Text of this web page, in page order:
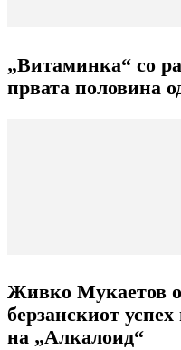
„Витаминка“ со
првата половина
Живко Мукаетов
берзанскиот
на „Алкалоид“